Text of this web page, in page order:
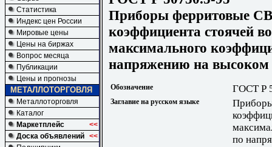
Статистика
Индекс цен России
Мировые цены
Цены на биржах
Вопрос месяца
Публикации
Цены и прогнозы
МЕТАЛЛОТОРГОВЛЯ
Металлоторговля
Каталог
Маркетплейс
<<
Доска объявлений <<
Приборы ферритовые
коэффициента стоячей
максимального
напряжению на высоком
Обозначение ГОСТ Р
Заглавие на русском языке
по